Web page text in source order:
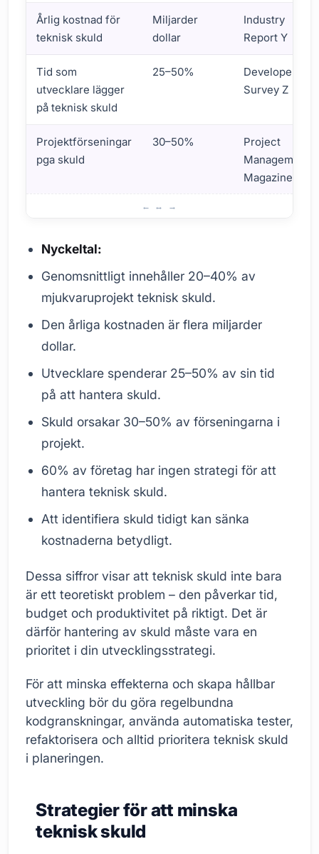
Årlig kostnad för
teknisk skuld
Miljarder
dollar
Industry
Report Y
Tid som
utvecklare lägger
på teknisk skuld
25–50%
Developer
Survey Z
Projektförseningar
pga skuld
30–50%
Project
Management
Magazine
Nyckeltal:
Genomsnittligt innehåller 20–40% av
mjukvaruprojekt teknisk skuld.
Den årliga kostnaden är flera miljarder
dollar.
Utvecklare spenderar 25–50% av sin tid
på att hantera skuld.
Skuld orsakar 30–50% av förseningarna i
projekt.
60% av företag har ingen strategi för att
hantera teknisk skuld.
Att identifiera skuld tidigt kan sänka
kostnaderna betydligt.
Dessa siffror visar att teknisk skuld inte bara
är ett teoretiskt problem – den påverkar tid,
budget och produktivitet på riktigt. Det är
därför hantering av skuld måste vara en
prioritet i din utvecklingsstrategi.
För att minska effekterna och skapa hållbar
utveckling bör du göra regelbundna
kodgranskningar, använda automatiska tester,
refaktorisera och alltid prioritera teknisk skuld
i planeringen.
Strategier för att minska
teknisk skuld